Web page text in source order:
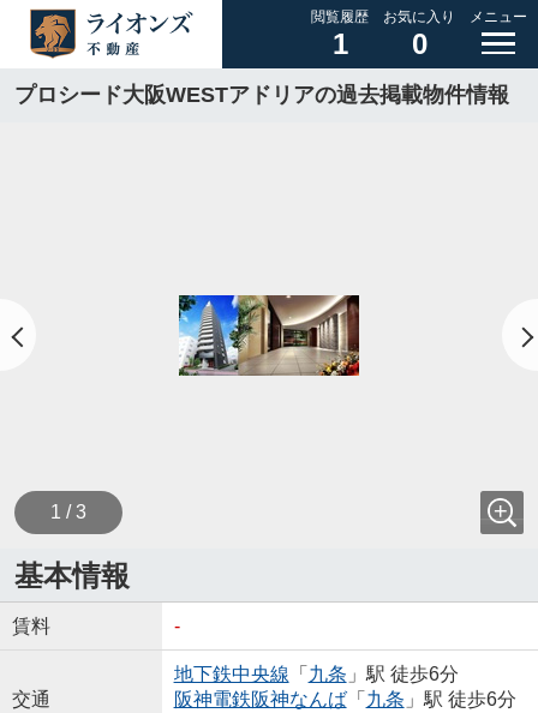
閲覧履歴
1
お気に入り
0
メニュー
プロシード大阪WESTアドリアの過去掲載物件情報
1 / 3
基本情報
賃料 -
交通
地下鉄中央線 「 九条 」駅 徒歩6分
阪神電鉄阪神なんば「 九条 」駅 徒歩6分